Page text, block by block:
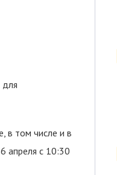
в том числе и в
апреля с 10:30